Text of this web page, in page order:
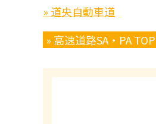
» 道央自動車道
» 高速道路SA・PA TOP